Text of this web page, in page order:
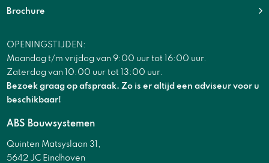
Brochure
OPENINGSTIJDEN:
Maandag t/m vrijdag van 9:00 uur tot 16:00 uur.
Zaterdag van 10:00 uur tot 13:00 uur.
Bezoek graag op afspraak. Zo is er altijd een adviseur voor u
beschikbaar!
ABS Bouwsystemen
Quinten Matsyslaan 31,
5642 JC Eindhoven